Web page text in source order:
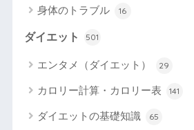
身体のトラブル 16
ダイエット 501
エンタメ（ダイエット） 29
カロリー計算・カロリー表 141
ダイエットの基礎知識 65